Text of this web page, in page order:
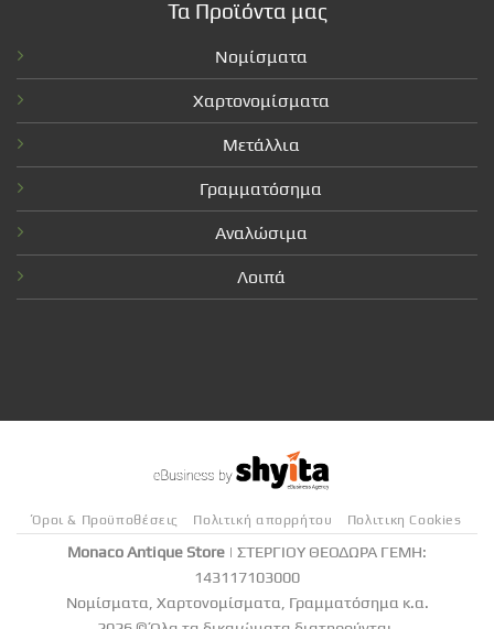
Τα Προϊόντα μας
Νομίσματα
Χαρτονομίσματα
Μετάλλια
Γραμματόσημα
Αναλώσιμα
Λοιπά
Όροι & Προϋποθέσεις Πολιτική απορρήτου Πολιτικη Cookies
Monaco Antique Store | ΣΤΕΡΓΙΟΥ ΘΕΟΔΩΡΑ ΓΕΜΗ:
143117103000
Νομίσματα, Χαρτονομίσματα, Γραμματόσημα κ.α.